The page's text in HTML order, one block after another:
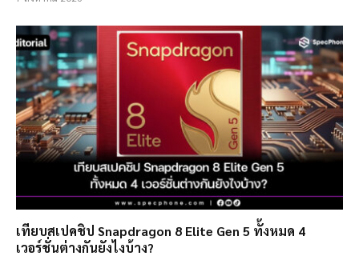
เทียบสเปคชิป Snapdragon 8 Elite Gen 5 ทั้งหมด 4
เวอร์ชั่นต่างกันยังไงบ้าง?